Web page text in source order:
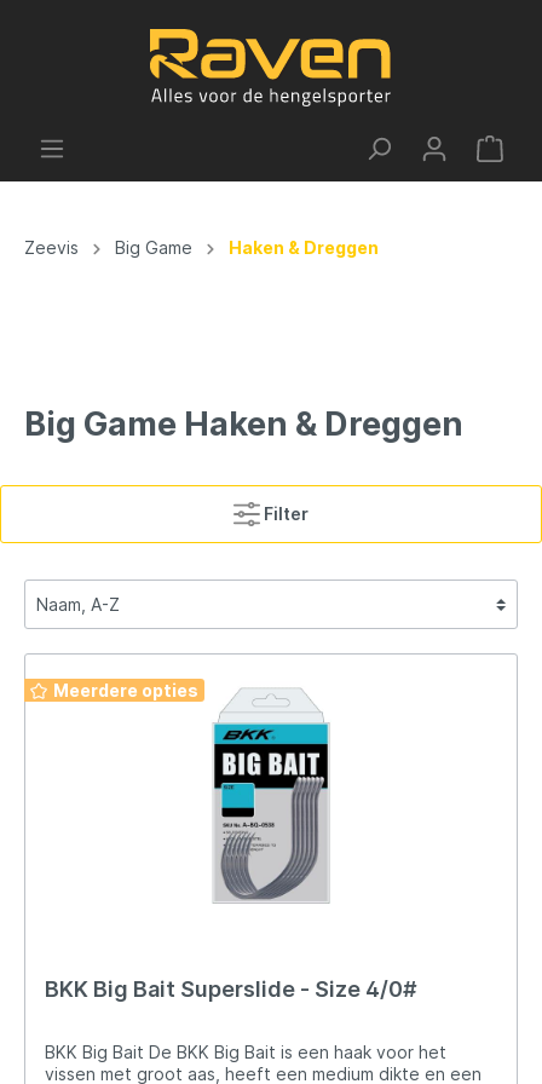
Zeevis Big Game Haken & Dreggen
Big Game Haken & Dreggen
Filter
Meerdere opties
BKK Big Bait Superslide - Size 4/0#
BKK Big Bait De BKK Big Bait is een haak voor het
vissen met groot aas, heeft een medium dikte en een